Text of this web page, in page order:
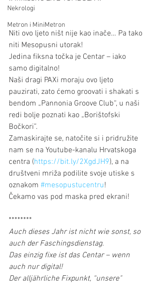
Nekrologi
Metron i MiniMetron
Niti ovo ljeto ništ nije kao inače… Pa tako
niti Mesopusni utorak!
Jedina fiksna točka je Centar – iako
samo digitalno!
Naši dragi PAXi moraju ovo ljeto
pauzirati, zato ćemo groovati i shakati s
bendom „Pannonia Groove Club“, u naši
redi bolje poznati kao „Borištofski
Bočkori”.
Zamaskirajte se, natočite si i pridružite
nam se na Youtube-kanalu Hrvatskoga
centra (https://bit.ly/2XgdJH9), a na
društveni mriža podilite svoje utiske s
oznakom #mesopustucentru!
Čekamo vas pod maska pred ekrani!
********
Auch dieses Jahr ist nicht wie sonst, so
auch der Faschingsdienstag.
Das einzig fixe ist das Centar – wenn
auch nur digital!
Der alljährliche Fixpunkt, “unsere"